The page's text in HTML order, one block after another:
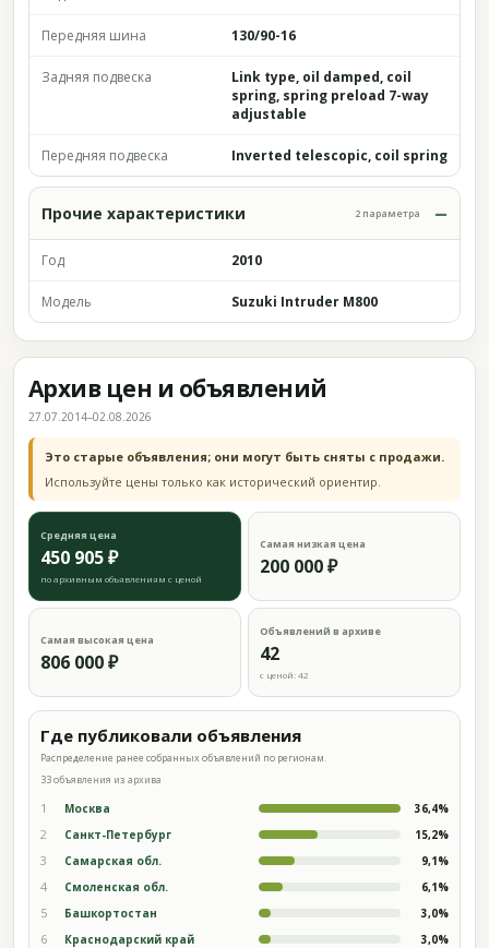
Передняя шина 130/90-16
Задняя подвеска
Link type, oil damped, coil
spring, spring preload 7-way
adjustable
Передняя подвеска Inverted telescopic, coil spring
Прочие характеристики 2 параметра
Год 2010
Модель Suzuki Intruder M800
Архив цен и объявлений
27.07.2014–02.08.2026
Это старые объявления; они могут быть сняты с продажи.
Используйте цены только как исторический ориентир.
Средняя цена
450 905 ₽
по архивным объявлениям с ценой
Самая низкая цена
200 000 ₽
Самая высокая цена
806 000 ₽
Объявлений в архиве
42
с ценой: 42
Где публиковали объявления
Распределение ранее собранных объявлений по регионам.
33 объявления из архива
1 Москва 36,4%
2 Санкт-Петербург 15,2%
3 Самарская обл. 9,1%
4 Смоленская обл. 6,1%
5 Башкортостан 3,0%
6 Краснодарский край 3,0%